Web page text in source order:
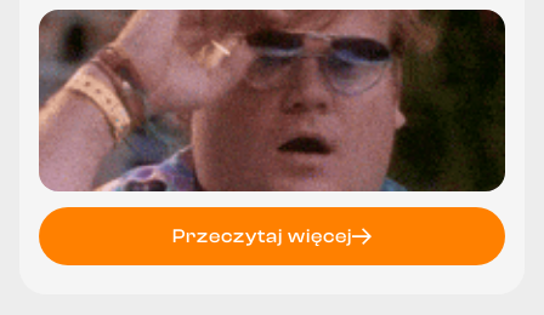
Przeczytaj więcej